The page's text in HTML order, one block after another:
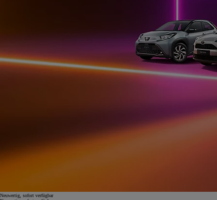
Neuwertig, sofort verfügbar